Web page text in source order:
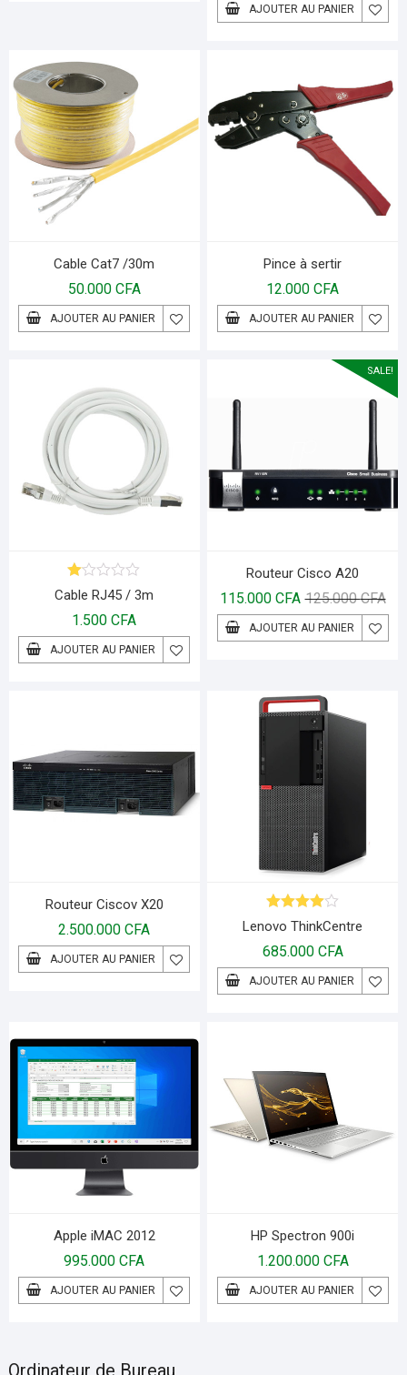
AJOUTER AU PANIER
Cable Cat7 /30m
50.000 CFA
AJOUTER AU PANIER
Pince à sertir
12.000 CFA
AJOUTER AU PANIER
N
ot
e
00
Cable RJ45 / 3m
1.500CFA
AJOUTER AU PANIER
SALE!
Routeur Cisco A20
125.000CFA
115.000 CFA
AJOUTER AU PANIER
Routeur Ciscov X20
2.500.000CFA
AJOUTER AU PANIER
Note4.00
sur 5
Lenovo ThinkCentre
685.000 CFA
AJOUTER AU PANIER
Apple iMAC 2012
995.000CFA
AJOUTER AU PANIER
HP Spectron 900i
1.200.000 CFA
AJOUTER AU PANIER